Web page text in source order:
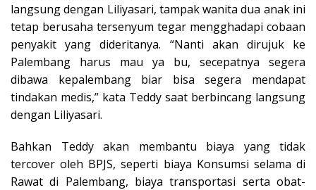
langsung dengan Liliyasari, tampak wanita dua anak ini
tetap berusaha tersenyum tegar mengghadapi cobaan
penyakit yang dideritanya. “Nanti akan dirujuk ke
Palembang harus mau ya bu, secepatnya segera
dibawa kepalembang biar bisa segera mendapat
tindakan medis,” kata Teddy saat berbincang langsung
dengan Liliyasari.
Bahkan Teddy akan membantu biaya yang tidak
tercover oleh BPJS, seperti biaya Konsumsi selama di
Rawat di Palembang, biaya transportasi serta obat-